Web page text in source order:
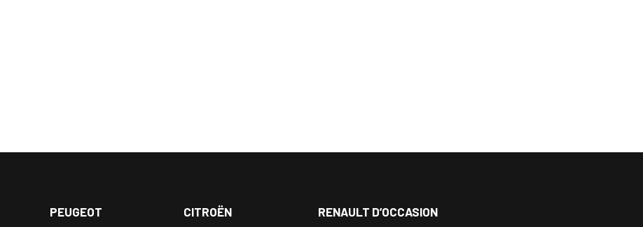
PEUGEOT
CITROËN
RENAULT D’OCCASION